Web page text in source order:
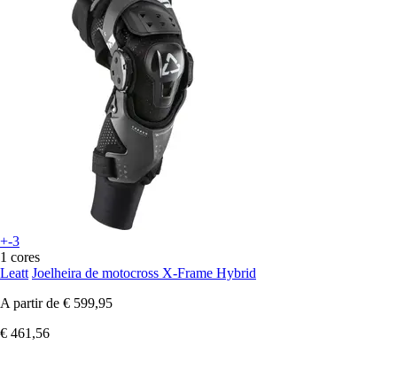
+-3
1 cores
Leatt Joelheira de motocross X-Frame Hybrid
A partir de € 599,95
€ 461,56